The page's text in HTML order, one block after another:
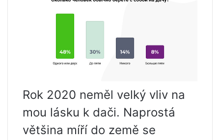
Rok 2020 neměl velký vliv na
mou lásku k dači. Naprostá
většina míří do země se